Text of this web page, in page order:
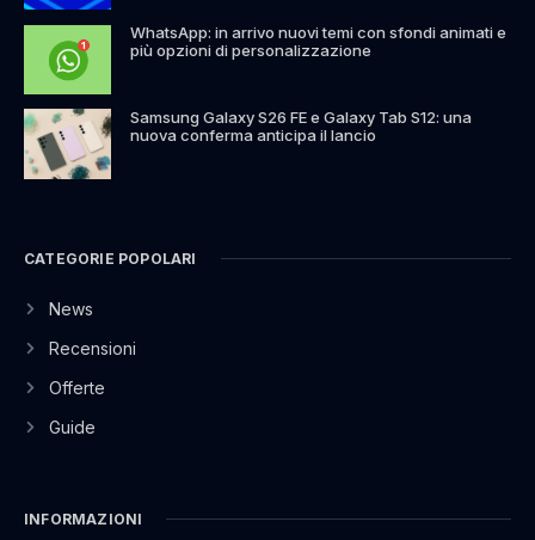
WhatsApp: in arrivo nuovi temi con sfondi animati e
più opzioni di personalizzazione
Samsung Galaxy S26 FE e Galaxy Tab S12: una
nuova conferma anticipa il lancio
CATEGORIE POPOLARI
News
Recensioni
Offerte
Guide
INFORMAZIONI